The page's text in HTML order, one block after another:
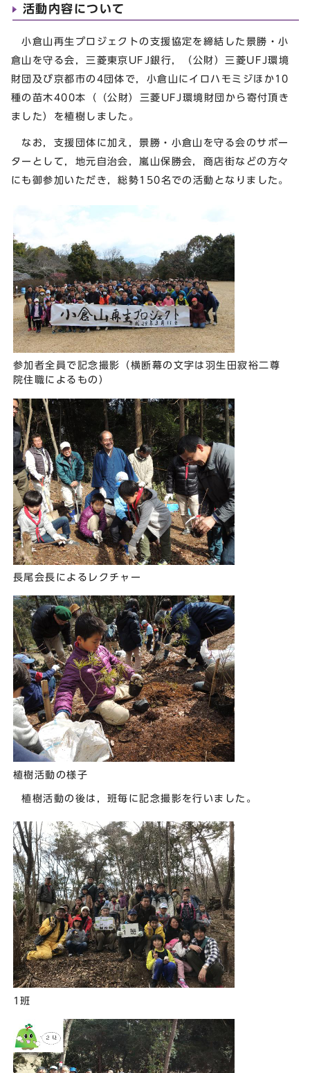
活動内容について
小倉山再生プロジェクトの支援協定を締結した景勝・小
倉山を守る会，三菱東京UFJ銀行，（公財）三菱UFJ環境
財団及び京都市の4団体で，小倉山にイロハモミジほか10
種の苗木400本（（公財）三菱UFJ環境財団から寄付頂き
ました）を植樹しました。
なお，支援団体に加え，景勝・小倉山を守る会のサポー
ターとして，地元自治会，嵐山保勝会，商店街などの方々
にも御参加いただき，総勢150名での活動となりました。
参加者全員で記念撮影（横断幕の文字は羽生田寂裕二尊
院住職によるもの）
長尾会長によるレクチャー
植樹活動の様子
植樹活動の後は，班毎に記念撮影を行いました。
1班